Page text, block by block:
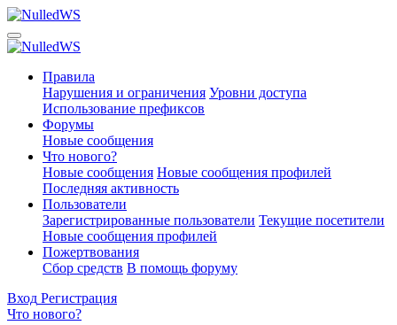
Правила
Нарушения и ограничения Уровни доступа
Использование префиксов
Форумы
Новые сообщения
Что нового?
Новые сообщения Новые сообщения профилей
Последняя активность
Пользователи
Зарегистрированные пользователи Текущие посетители
Новые сообщения профилей
Пожертвования
Сбор средств В помощь форуму
Вход Регистрация
Что нового?